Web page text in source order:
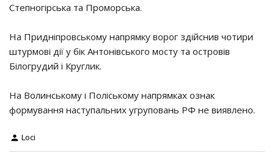
Степногірська та Проморська.
На Придніпровському напрямку ворог здійснив чотири
штурмові дії у бік Антонівського мосту та островів
Білогрудий і Круглик.
На Волинському і Поліському напрямках ознак
формування наступальних угруповань РФ не виявлено.
Loci